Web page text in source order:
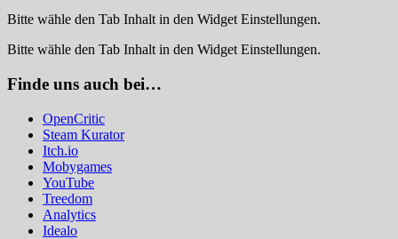
Bitte wähle den Tab Inhalt in den Widget Einstellungen.
Bitte wähle den Tab Inhalt in den Widget Einstellungen.
Finde uns auch bei…
OpenCritic
Steam Kurator
Itch.io
Mobygames
YouTube
Treedom
Analytics
Idealo